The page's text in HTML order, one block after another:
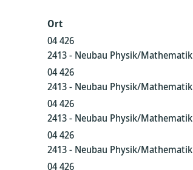
Ort
04 426
2413 - Neubau Physik/Mathematik
04 426
2413 - Neubau Physik/Mathematik
04 426
2413 - Neubau Physik/Mathematik
04 426
2413 - Neubau Physik/Mathematik
04 426